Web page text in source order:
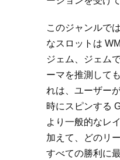
このジャンルで
なスロットは
ジェム、ジェム
ーマを推測して
れは、ユーザー
時にスピンする
より一般的なレ
加えて、どのリ
すべての勝利に